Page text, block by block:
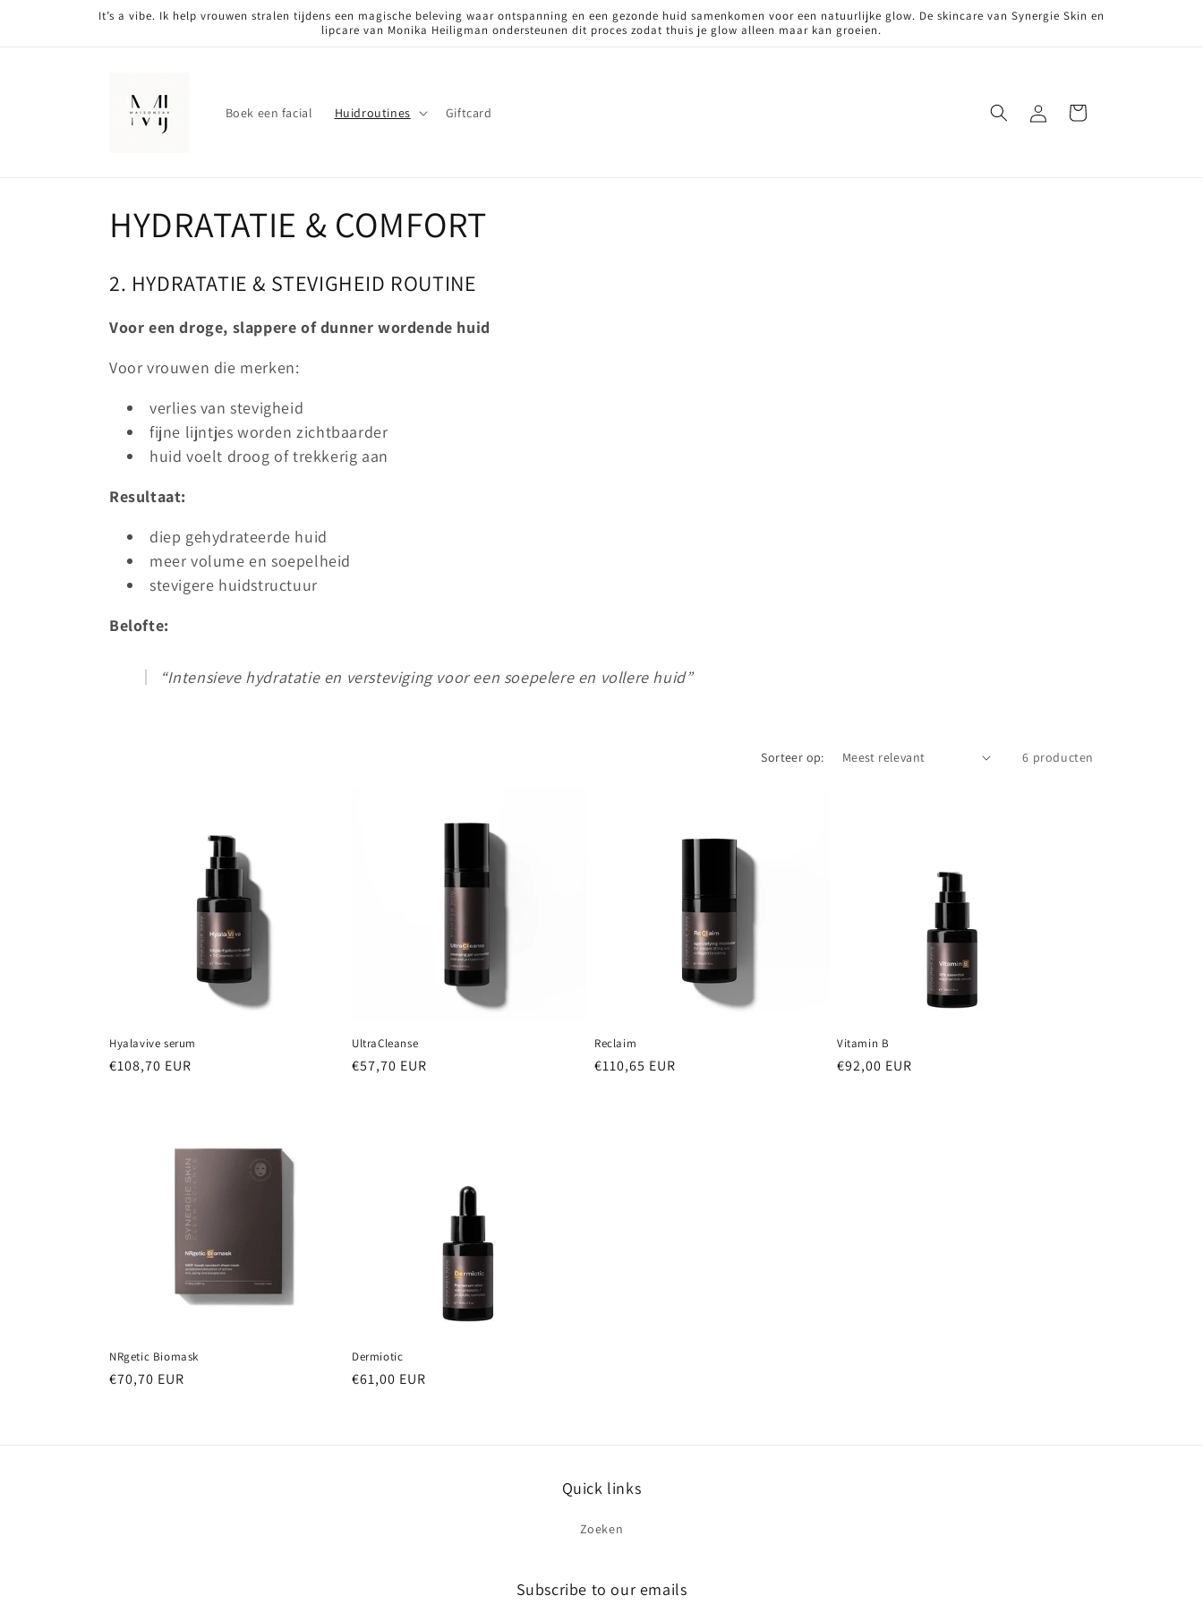
It’s a vibe. Ik help vrouwen stralen tijdens een magische beleving waar ontspanning en een gezonde huid samenkomen voor een natuurlijke glow. De skincare van Synergie Skin en
lipcare van Monika Heiligman ondersteunen dit proces zodat thuis je glow alleen maar kan groeien.
Boek een facial Huidroutines Giftcard InloggenWinkelwagen
C
o
l
l
t
:
HYDRATATIE & COMFORT
2. HYDRATATIE & STEVIGHEID ROUTINE
Voor een droge, slappere of dunner wordende huid
Voor vrouwen die merken:
verlies van stevigheid
fijne lijntjes worden zichtbaarder
huid voelt droog of trekkerig aan
Resultaat:
diep gehydrateerde huid
meer volume en soepelheid
stevigere huidstructuur
Belofte:
“Intensieve hydratatie en versteviging voor een soepelere en vollere huid”
Sorteer op: 6 producten
Hyalavive serum
Normale
€108,70 EUR
UltraCleanse
Normale
€57,70 EUR
Reclaim
Normale
€110,65 EUR
Vitamin B
Normale
€92,00 EUR
NRgetic Biomask
Normale
€70,70 EUR
Dermiotic
Normale
€61,00 EUR
Quick links
Zoeken
Subscribe to our emails